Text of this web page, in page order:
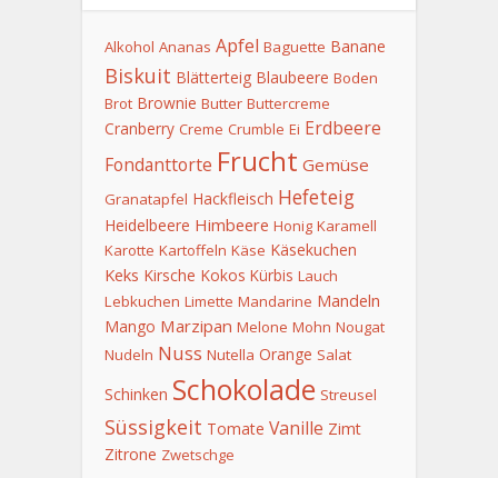
Alkohol Ananas Apfel Baguette Banane
Biskuit Blätterteig Blaubeere Boden
Brot Brownie Butter Buttercreme
Cranberry Creme Crumble Ei Erdbeere
Fondanttorte Frucht Gemüse
Granatapfel Hackfleisch Hefeteig
Heidelbeere Himbeere Honig Karamell
Karotte Kartoffeln Käse Käsekuchen
Keks Kirsche Kokos Kürbis Lauch
Lebkuchen Limette Mandarine Mandeln
Mango Marzipan Melone Mohn Nougat
Nudeln Nuss Nutella Orange Salat
Schinken Schokolade Streusel
Süssigkeit Tomate Vanille Zimt
Zitrone Zwetschge